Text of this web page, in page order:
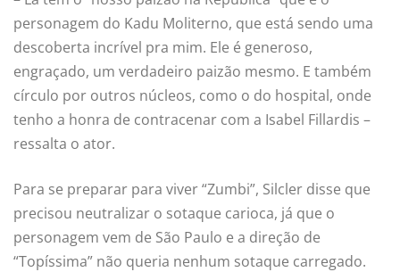
personagem do Kadu Moliterno, que está sendo uma
descoberta incrível pra mim. Ele é generoso,
engraçado, um verdadeiro paizão mesmo. E também
círculo por outros núcleos, como o do hospital, onde
tenho a honra de contracenar com a Isabel Fillardis –
ressalta o ator.
Para se preparar para viver “Zumbi”, Silcler disse que
precisou neutralizar o sotaque carioca, já que o
personagem vem de São Paulo e a direção de
“Topíssima” não queria nenhum sotaque carregado.